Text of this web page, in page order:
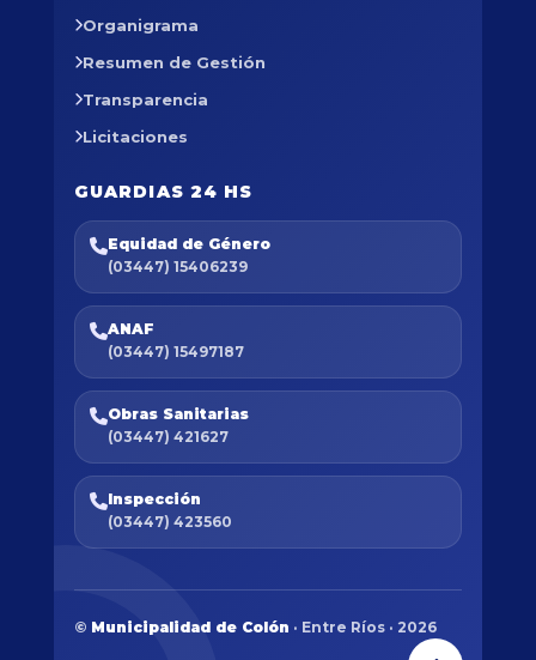
Organigrama
Resumen de Gestión
Transparencia
Licitaciones
GUARDIAS 24 HS
Equidad de Género
(03447) 15406239
ANAF
(03447) 15497187
Obras Sanitarias
(03447) 421627
Inspección
(03447) 423560
© Municipalidad de Colón · Entre Ríos · 2026